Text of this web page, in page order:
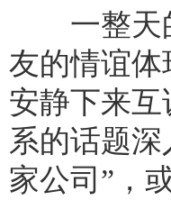
一整天的
友的情谊体
安静下来
系的话题
家公司”，